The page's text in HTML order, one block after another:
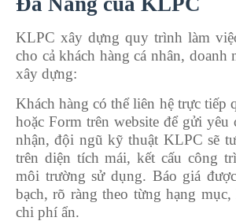
KLPC xây dựng quy trình làm
cho cả khách hàng cá nhân, doanh
xây dựng:
Khách hàng có thể liên hệ trực tiếp
hoặc Form trên website để gửi yêu
nhận, đội ngũ kỹ thuật KLPC sẽ
trên diện tích mái, kết cấu công
môi trường sử dụng. Báo giá
bạch, rõ ràng theo từng hạng
chi phí ẩn.